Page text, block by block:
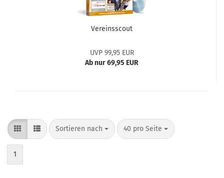
Vereinsscout
UVP 99,95 EUR
Ab nur 69,95 EUR
Sortieren nach
Sortieren nach 40 pro Seite
pro Seite
1